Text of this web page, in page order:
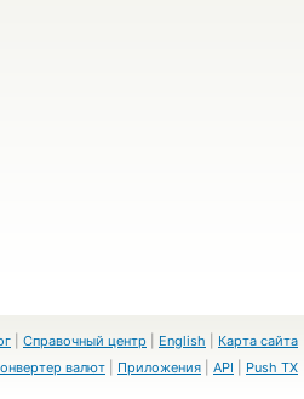
Справочный центр English
Карта сайта
валют
Приложения API Push TX